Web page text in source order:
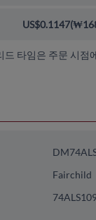
US$0.1147(
드 타임은 주문 시점
Fairchild